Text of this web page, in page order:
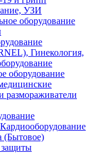
УЗИ
оборудование
Гинекология,
оборудование
размораживатели
(Бытовое)
защиты